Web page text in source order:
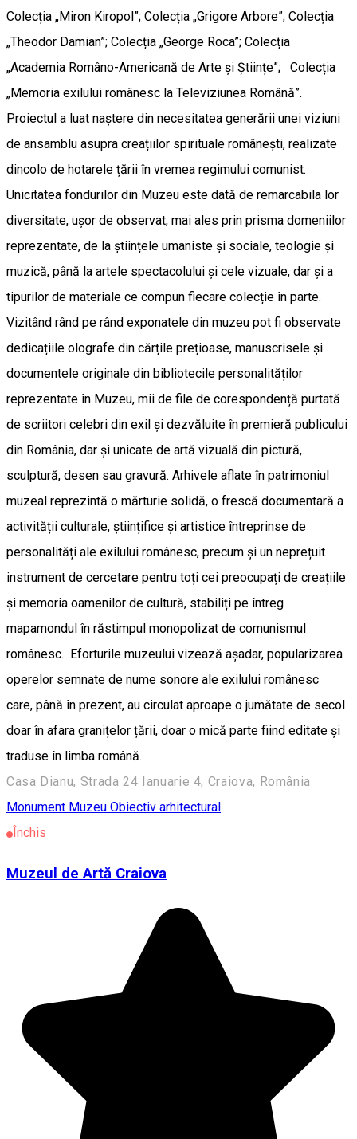
Colecția „Miron Kiropol”; Colecția „Grigore Arbore”; Colecția
„Theodor Damian”; Colecția „George Roca”; Colecția
„Academia Româno-Americană de Arte și Științe”; Colecția
„Memoria exilului românesc la Televiziunea Română”.
Proiectul a luat naștere din necesitatea generării unei viziuni
de ansamblu asupra creațiilor spirituale românești, realizate
dincolo de hotarele țării în vremea regimului comunist.
Unicitatea fondurilor din Muzeu este dată de remarcabila lor
diversitate, ușor de observat, mai ales prin prisma domeniilor
reprezentate, de la științele umaniste și sociale, teologie și
muzică, până la artele spectacolului și cele vizuale, dar și a
tipurilor de materiale ce compun fiecare colecție în parte.
Vizitând rând pe rând exponatele din muzeu pot fi observate
dedicațiile olografe din cărțile prețioase, manuscrisele și
documentele originale din bibliotecile personalităților
reprezentate în Muzeu, mii de file de corespondență purtată
de scriitori celebri din exil și dezvăluite în premieră publicului
din România, dar și unicate de artă vizuală din pictură,
sculptură, desen sau gravură. Arhivele aflate în patrimoniul
muzeal reprezintă o mărturie solidă, o frescă documentară a
activității culturale, științifice și artistice întreprinse de
personalități ale exilului românesc, precum și un neprețuit
instrument de cercetare pentru toți cei preocupați de creațiile
și memoria oamenilor de cultură, stabiliți pe întreg
mapamondul în răstimpul monopolizat de comunismul
românesc. Eforturile muzeului vizează așadar, popularizarea
operelor semnate de nume sonore ale exilului românesc
care, până în prezent, au circulat aproape o jumătate de secol
doar în afara granițelor țării, doar o mică parte fiind editate și
traduse în limba română.
Casa Dianu, Strada 24 Ianuarie 4, Craiova, România
Monument Muzeu Obiectiv arhitectural
Închis
Muzeul de Artă Craiova